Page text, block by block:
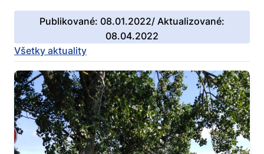
Publikované: 08.01.2022/ Aktualizované:
08.04.2022
Všetky aktuality